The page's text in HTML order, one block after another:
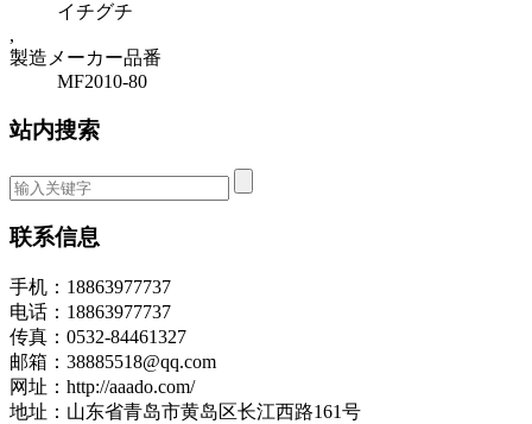
イチグチ
,
製造メーカー品番
MF2010-80
站内搜索
联系信息
手机：18863977737
电话：18863977737
传真：0532-84461327
邮箱：38885518@qq.com
网址：http://aaado.com/
地址：山东省青岛市黄岛区长江西路161号